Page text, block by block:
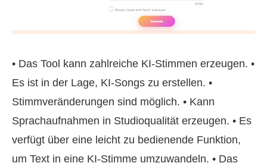
• Das Tool kann zahlreiche KI‑Stimmen erzeugen. •
Es ist in der Lage, KI‑Songs zu erstellen. •
Stimmveränderungen sind möglich. • Kann
Sprachaufnahmen in Studioqualität erzeugen. • Es
verfügt über eine leicht zu bedienende Funktion,
um Text in eine KI‑Stimme umzuwandeln. • Das